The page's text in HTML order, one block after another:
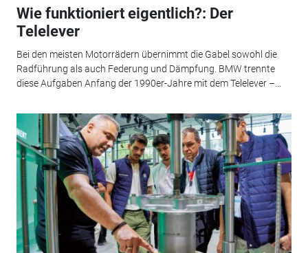
Wie funktioniert eigentlich?: Der
Telelever
Bei den meisten Motorrädern übernimmt die Gabel sowohl die
Radführung als auch Federung und Dämpfung. BMW trennte
diese Aufgaben Anfang der 1990er-Jahre mit dem Telelever –...